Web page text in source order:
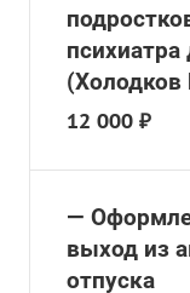
(Холодков
12 000 ₽
—
выход из
отпуска